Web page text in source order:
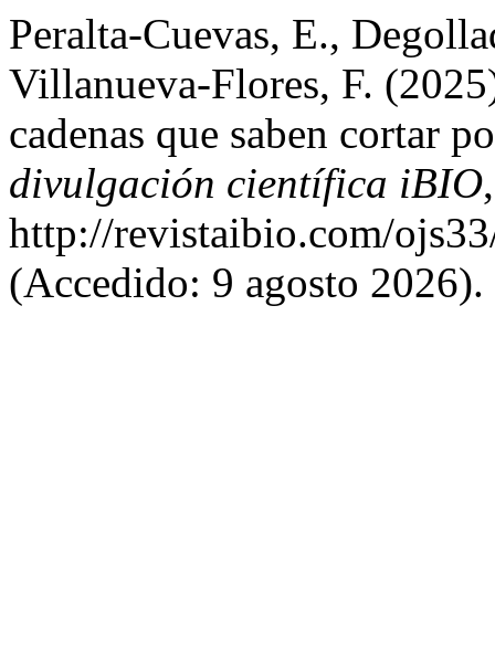
Peralta-Cuevas, E.,
Villanueva-Flores, F.
cadenas que saben cortar
divulgación científica iBIO
http://revistaibio.com/
(Accedido: 9 agosto 2026).